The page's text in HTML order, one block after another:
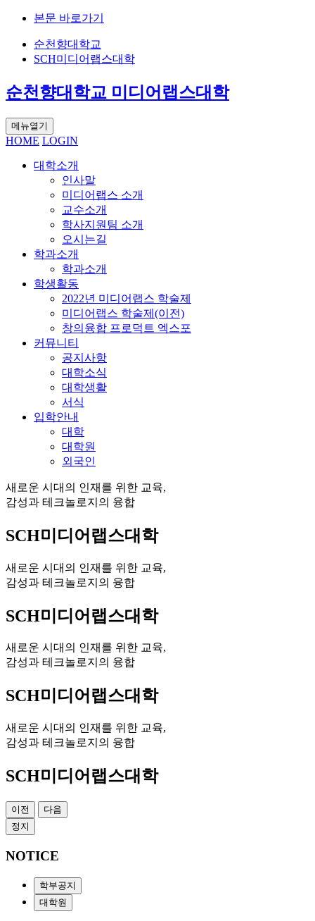
본문 바로가기
순천향대학교
SCH미디어랩스대학
순천향대학교 미디어랩스대학
메뉴열기
HOME LOGIN
대학소개
인사말
미디어랩스 소개
교수소개
학사지원팀 소개
오시는길
학과소개
학과소개
학생활동
2022년 미디어랩스 학술제
미디어랩스 학술제(이전)
창의융합 프로덕트 엑스포
커뮤니티
공지사항
대학소식
대학생활
서식
입학안내
대학
대학원
외국인
새로운 시대의 인재를 위한 교육,
감성과 테크놀로지의 융합
SCH미디어랩스대학
새로운 시대의 인재를 위한 교육,
감성과 테크놀로지의 융합
SCH미디어랩스대학
새로운 시대의 인재를 위한 교육,
감성과 테크놀로지의 융합
SCH미디어랩스대학
새로운 시대의 인재를 위한 교육,
감성과 테크놀로지의 융합
SCH미디어랩스대학
이전
다음
정지
NOTICE
학부공지
대학원